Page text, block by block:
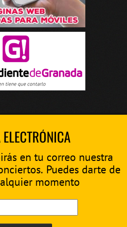
en tu correo nuestra
Puedes darte de
momento